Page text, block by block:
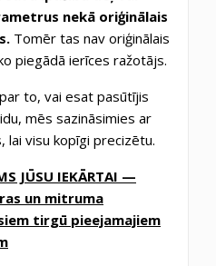
nekā oriģinālais
Tomēr tas nav oriģinālais
piegādā ierīces ražotājs.
to, vai esat pasūtījis
mēs sazināsimies ar
lai visu kopīgi precizētu.
JŪSU IEKĀRTAI —
un mitruma
tirgū pieejamajiem